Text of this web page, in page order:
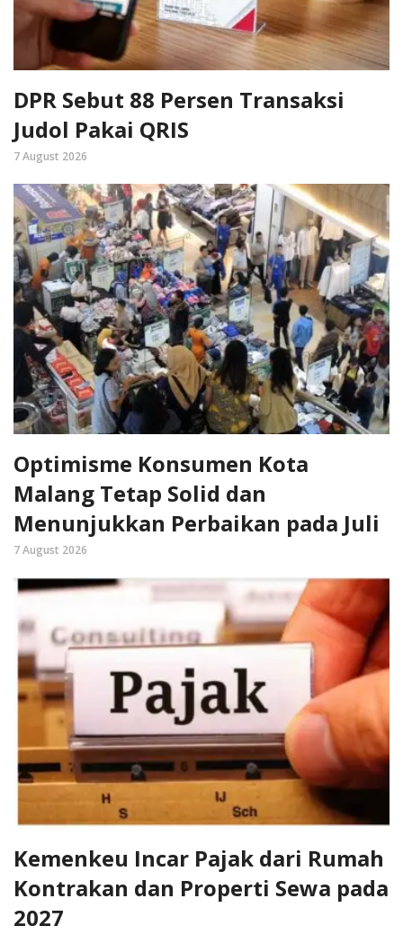
DPR Sebut 88 Persen Transaksi
Judol Pakai QRIS
7 August 2026
Optimisme Konsumen Kota
Malang Tetap Solid dan
Menunjukkan Perbaikan pada Juli
7 August 2026
Kemenkeu Incar Pajak dari Rumah
Kontrakan dan Properti Sewa pada
2027